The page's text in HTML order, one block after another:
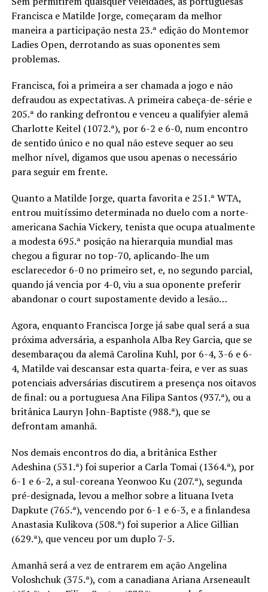
Francisca e Matilde Jorge, começaram da melhor
maneira a participação nesta 23.ª edição do Montemor
Ladies Open, derrotando as suas oponentes sem
problemas.
Francisca, foi a primeira a ser chamada a jogo e não
defraudou as expectativas. A primeira cabeça-de-série e
205.ª do ranking defrontou e venceu a qualifyier alemã
Charlotte Keitel (1072.ª), por 6-2 e 6-0, num encontro
de sentido único e no qual não esteve sequer ao seu
melhor nível, digamos que usou apenas o necessário
para seguir em frente.
Quanto a Matilde Jorge, quarta favorita e 251.ª WTA,
entrou muitíssimo determinada no duelo com a norte-
americana Sachia Vickery, tenista que ocupa atualmente
a modesta 695.ª posição na hierarquia mundial mas
chegou a figurar no top-70, aplicando-lhe um
esclarecedor 6-0 no primeiro set, e, no segundo parcial,
quando já vencia por 4-0, viu a sua oponente preferir
abandonar o court supostamente devido a lesão…
Agora, enquanto Francisca Jorge já sabe qual será a sua
próxima adversária, a espanhola Alba Rey Garcia, que se
desembaraçou da alemã Carolina Kuhl, por 6-4, 3-6 e 6-
4, Matilde vai descansar esta quarta-feira, e ver as suas
potenciais adversárias discutirem a presença nos oitavos
de final: ou a portuguesa Ana Filipa Santos (937.ª), ou a
britânica Lauryn John-Baptiste (988.ª), que se
defrontam amanhã.
Nos demais encontros do dia, a britânica Esther
Adeshina (531.ª) foi superior a Carla Tomai (1364.ª), por
6-1 e 6-2, a sul-coreana Yeonwoo Ku (207.ª), segunda
pré-designada, levou a melhor sobre a lituana Iveta
Dapkute (765.ª), vencendo por 6-1 e 6-3, e a finlandesa
Anastasia Kulikova (508.ª) foi superior a Alice Gillian
(629.ª), que venceu por um duplo 7-5.
Amanhã será a vez de entrarem em ação Angelina
Voloshchuk (375.ª), com a canadiana Ariana Arseneault